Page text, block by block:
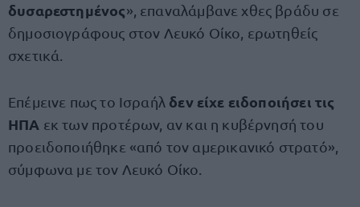
δυσαρεστημένος», επαναλάμβανε χθες βράδυ σε
δημοσιογράφους στον Λευκό Οίκο, ερωτηθείς
σχετικά.
Επέμεινε πως το Ισραήλ δεν είχε ειδοποιήσει τις
ΗΠΑ εκ των προτέρων, αν και η κυβέρνησή του
προειδοποιήθηκε «από τον αμερικανικό στρατό»,
σύμφωνα με τον Λευκό Οίκο.